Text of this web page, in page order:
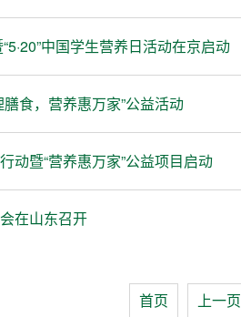
中国学生营养日活动在京启动
食，营养惠万家”公益活动
动暨“营养惠万家”公益项目启动
在山东召开
首页 上一页